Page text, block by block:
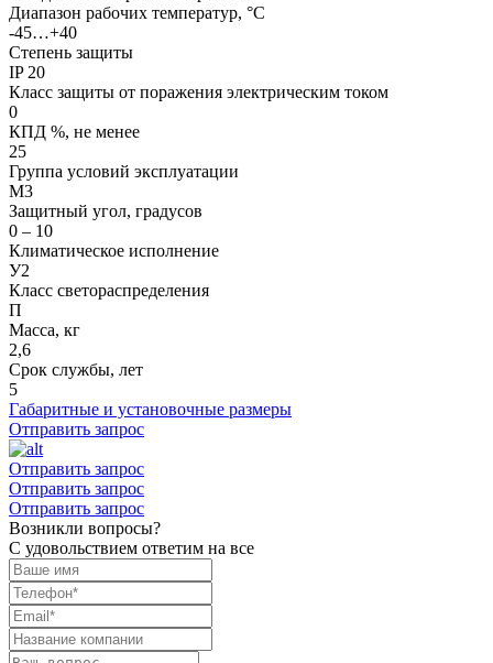
Диапазон рабочих температур, °С
-45…+40
Степень защиты
IP 20
Класс защиты от поражения электрическим током
0
КПД %, не менее
25
Группа условий эксплуатации
М3
Защитный угол, градусов
0 – 10
Климатическое исполнение
У2
Класс светораспределения
П
Масса, кг
2,6
Срок службы, лет
5
Габаритные и установочные размеры
Отправить запрос
Отправить запрос
Отправить запрос
Отправить запрос
Возникли вопросы?
С удовольствием ответим на все